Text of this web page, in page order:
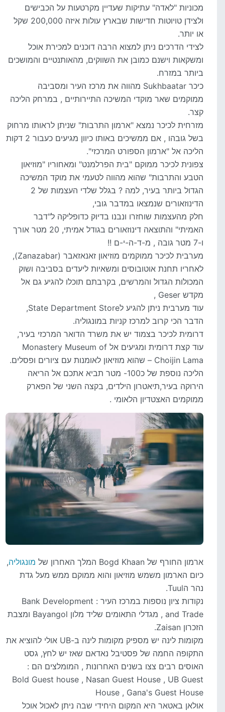
מכוניות "לאדה" עתיקות שעדיין מקרטעות על הכבישים
ולצידן טויוטות חדישות שבארץ עולות איזה 200,000 שקל
או יותר.
לצידי הדרכים ניתן למצוא הרבה דוכנים למכירת אוכל
ומשקאות וישנם כמובן את השווקים, מהאותנטיים והמושכים
ביותר במזרח.
כיכר Sukhbaatar מהווה את מרכז העיר ומסביבה
ממוקמים שאר מוקדי המשיכה התיירותיים , במרחק הליכה
קצר.
מזרחית לכיכר נמצא "ארמון התרבות" שניתן לראותו מרחוק
בשל גובהו , אם ממשיכים באותו כיוון מגיעים כעבור 2 דקות
הליכה אל "ארמון הספורט המרכזי".
צפונית לכיכר ממוקם "בית הפרלמנט" ומאחוריו "מוזיאון
הטבע והתרבות" שהוא מהווה לטעמי את מוקד המשיכה
הגדול ביותר בעיר, למה ? בגלל שלדי העצמות של 2
הדינוזאורים שנמצאו במדבר גובי,
חלק מהעצמות שוחזרו ונבנו בדיוק כדופליקה ל"דבר
האמיתי" והתוצאה דינוזאורים בגודל אמיתי, 20 מטר אורך
מערבית לכיכר ממוקמים מוזיאון זאנאזאבר (Zanazabar),
לאחריו תחנת אוטובוסים ומשאיות ליעדים בסביבה ושוק
המכולות הגדול והמרשים, בקרבתם תוכלו להגיע גם אל
מקדש Geser ,
עוד מערבית ניתן להגיע לState Department Store,
הדבר הכי קרוב למרכז קניות במונגוליה.
דרומית לכיכר בצמוד יש את משרד הדואר המרכזי בעיר,
עוד קצת דרומית ומגיעים אל Monastery Museum of
Choijin Lama – שהוא מוזיאון לאומנות עם ציורים ופסלים.
הליכה נוספת של כ100- מטר תביא אתכם אל הריאה
הירוקה בעיר,תיאטרון הילדים, בקצה השני של הפארק
ממוקמים האצטדיון הלאומי .
ארמון החורף של Bogd Khaan המלך האחרון של מונגוליה,
כיום הארמון משמש מוזיאון והוא ממוקם ממש מעל גדת
נהר הTuul.
נקודות ציון נוספות במרכז העיר : Bank Development
and Trade , מגדלי התאומים שליד מלון Bayangol ומצבת
הזכרון Zaisan.
מקומות לינה יש מספיק מקומות לינה ב-UB אולי להוציא את
התקופה החמה של פסטיבל נאדאם שאז יש לחץ, גסט
האוסים רבים צצו בשנים האחרונות , המומלצים הם :
Bold Guest house , Nasan Guest House , UB Guest
House , Gana's Guest House
אולאן באטאר היא המקום היחידי שבה ניתן לאכול אוכל